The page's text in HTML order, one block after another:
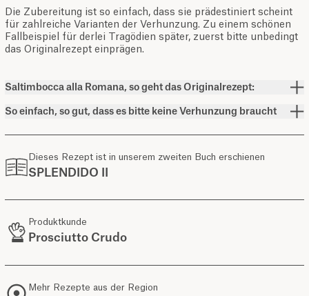
Die Zubereitung ist so einfach, dass sie prädestiniert scheint
für zahlreiche Varianten der Verhunzung. Zu einem schönen
Fallbeispiel für derlei Tragödien später, zuerst bitte unbedingt
das Originalrezept einprägen.
Saltimbocca alla Romana, so geht das Originalrezept:
So einfach, so gut, dass es bitte keine Verhunzung braucht
Dieses Rezept ist in unserem zweiten Buch erschienen
SPLENDIDO II
Produktkunde
Prosciutto Crudo
Mehr Rezepte aus der Region